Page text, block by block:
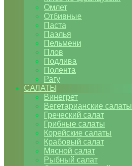
Омлет
Отбивные
Паста
Паэлья
Пельмени
Плов
Подлива
Полента
Рагу
САЛАТЫ
Винегрет
Вегетарианские салаты
Греческий салат
Грибные салаты
Корейские салаты
Крабовый салат
Мясной салат
Рыбный салат